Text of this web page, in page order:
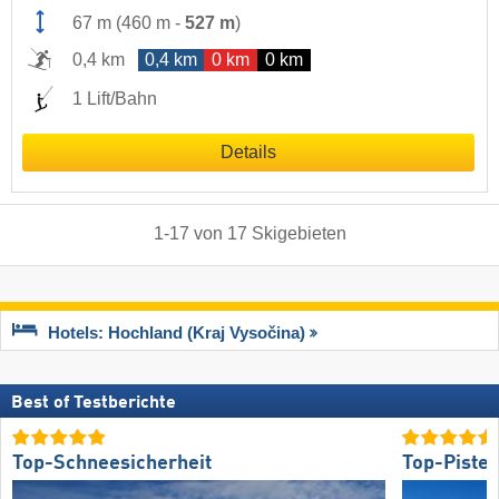
67 m (460 m - 527 m)
0,4 km
0,4 km 0 km 0 km
1 Lift/Bahn
Details
1-17 von 17 Skigebieten
Hotels: Hochland (Kraj Vysočina)
Best of Testberichte
Top-Schneesicherheit Top-